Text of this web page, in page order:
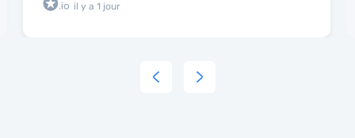
il y a 1 jour